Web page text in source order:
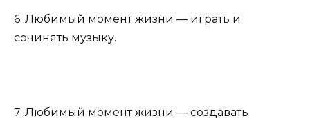
6. Любимый момент жизни — играть и
сочинять музыку.
7. Любимый момент жизни — создавать